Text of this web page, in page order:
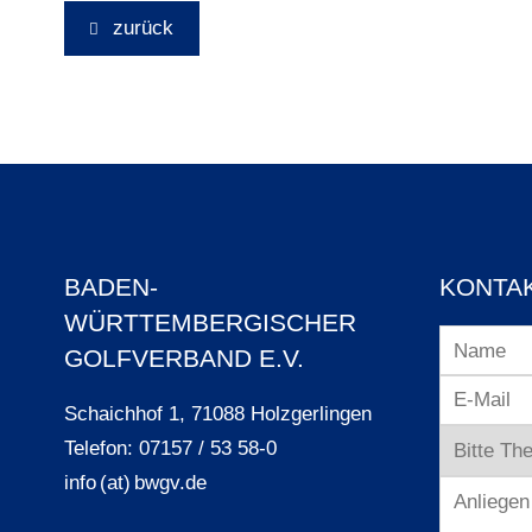
zurück
BADEN-
WÜRTTEMBERGISCHER
GOLFVERBAND E.V.
Schaichhof 1, 71088 Holzgerlingen
Telefon: 07157 / 53 58-0
info (at) bwgv.de